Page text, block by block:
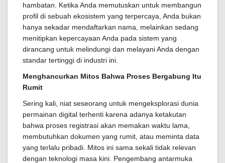
hambatan. Ketika Anda memutuskan untuk membangun
profil di sebuah ekosistem yang terpercaya, Anda bukan
hanya sekadar mendaftarkan nama, melainkan sedang
menitipkan kepercayaan Anda pada sistem yang
dirancang untuk melindungi dan melayani Anda dengan
standar tertinggi di industri ini.
Menghancurkan Mitos Bahwa Proses Bergabung Itu
Rumit
Sering kali, niat seseorang untuk mengeksplorasi dunia
permainan digital terhenti karena adanya ketakutan
bahwa proses registrasi akan memakan waktu lama,
membutuhkan dokumen yang rumit, atau meminta data
yang terlalu pribadi. Mitos ini sama sekali tidak relevan
dengan teknologi masa kini. Pengembang antarmuka